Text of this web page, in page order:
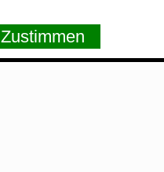
Zustimmen